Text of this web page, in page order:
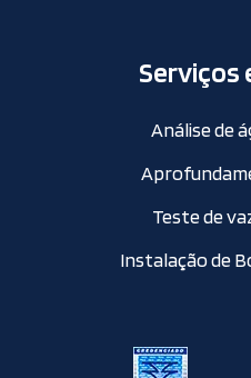
Serviços
Análise de
Teste de
Instalação de